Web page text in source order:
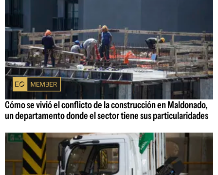
Cómo se vivió el conflicto de la construcción en Maldonado,
un departamento donde el sector tiene sus particularidades